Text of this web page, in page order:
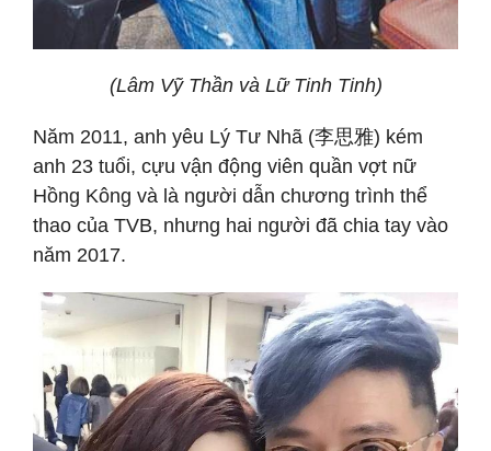
(Lâm Vỹ Thần và Lữ Tinh Tinh)
Năm 2011, anh yêu Lý Tư Nhã (李思雅) kém
anh 23 tuổi, cựu vận động viên quần vợt nữ
Hồng Kông và là người dẫn chương trình thể
thao của TVB, nhưng hai người đã chia tay vào
năm 2017.